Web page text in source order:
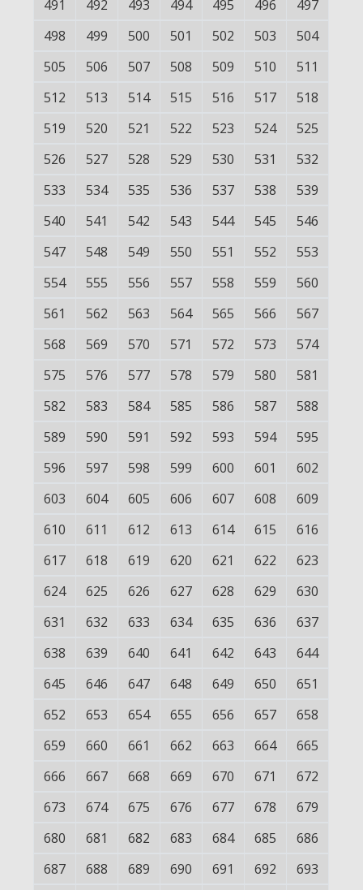
491 492 493 494 495 496
497
498
499 500 501 502 503
504
505
506 507 508 509 510
511
512
513 514 515 516 517
518
519
520 521 522 523 524
525
526
527 528 529 530 531
532
533
534 535 536 537 538
539
540
541 542 543 544 545
546
547
548 549 550 551 552
553
554
555 556 557 558 559
560
561
562 563 564 565 566
567
568
569 570 571 572 573
574
575
576 577 578 579 580
581
582
583 584 585 586 587
588
589
590 591 592 593 594
595
596
597 598 599 600 601
602
603
604 605 606 607 608
609
610
611 612 613 614 615
616
617
618 619 620 621 622
623
624
625 626 627 628 629
630
631
632 633 634 635 636
637
638
639 640 641 642 643
644
645
646 647 648 649 650
651
652
653 654 655 656 657
658
659
660 661 662 663 664
665
666
667 668 669 670 671
672
673
674 675 676 677 678
679
680
681 682 683 684 685
686
687
688 689 690 691 692
693